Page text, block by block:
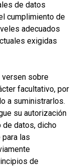
de datos
cumplimiento de
adecuados
exigidas
versen sobre
facultativo, por
a suministrarlos.
su autorización
de datos, dicho
las
de